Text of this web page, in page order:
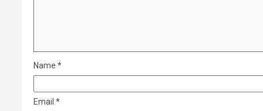
Name *
Email *